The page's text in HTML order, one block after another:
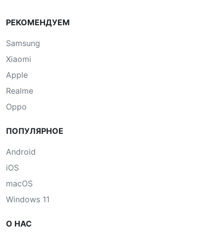
РЕКОМЕНДУЕМ
Samsung
Xiaomi
Apple
Realme
Oppo
ПОПУЛЯРНОЕ
Android
iOS
macOS
Windows 11
О НАС